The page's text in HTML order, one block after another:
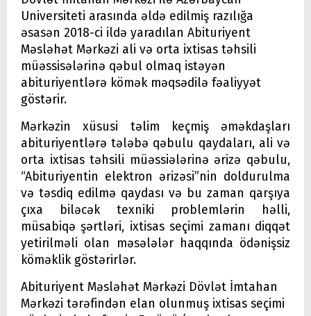
Universiteti arasında əldə edilmiş razılığa
əsasən 2018-ci ildə yaradılan Abituriyent
Məsləhət Mərkəzi ali və orta ixtisas təhsili
müəssisələrinə qəbul olmaq istəyən
abituriyentlərə kömək məqsədilə fəaliyyət
göstərir.
Mərkəzin xüsusi təlim keçmiş əməkdaşları
abituriyentlərə tələbə qəbulu qaydaları, ali və
orta ixtisas təhsili müəssiələrinə ərizə qəbulu,
“Abituriyentin elektron ərizəsi”nin doldurulma
və təsdiq edilmə qaydası və bu zaman qarşıya
çıxa biləcək texniki problemlərin həlli,
müsabiqə şərtləri, ixtisas seçimi zamanı diqqət
yetirilməli olan məsələlər haqqında ödənişsiz
köməklik göstərirlər.
Abituriyent Məsləhət Mərkəzi Dövlət İmtahan
Mərkəzi tərəfindən elan olunmuş ixtisas seçimi